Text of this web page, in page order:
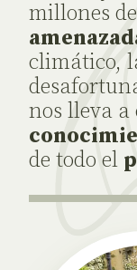
millones
climático,
nos lleva a
de todo el